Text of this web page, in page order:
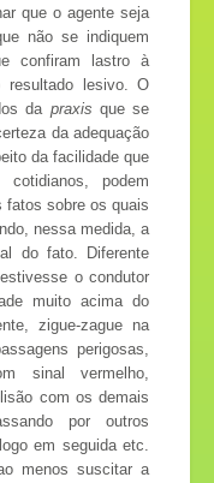
que o agente seja
não se indiquem
confiram lastro à
lesivo. O
da praxis que se
da adequação
da facilidade que
podem
fatos sobre os quais
nessa medida, a
do fato. Diferente
o condutor
muito acima do
zigue-zague na
perigosas,
sinal vermelho,
com os demais
por outros
em seguida etc.
menos suscitar a